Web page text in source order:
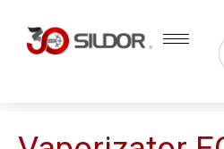
content